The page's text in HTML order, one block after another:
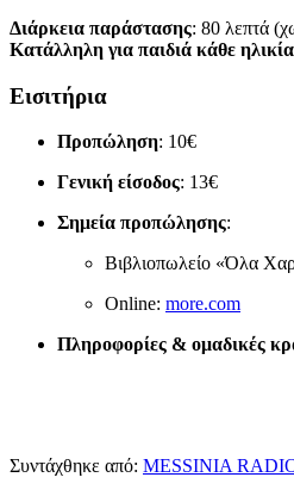
Διάρκεια παράστασης: 80 λεπτά
Κατάλληλη για παιδιά κάθε
Εισιτήρια
Προπώληση: 10€
Γενική είσοδος: 13€
Σημεία προπώλησης:
Βιβλιοπωλείο «Όλα
Online: more.com
Πληροφορίες & ομαδικές
Συντάχθηκε από: MESSINIA